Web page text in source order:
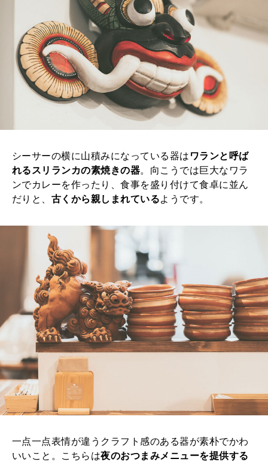
シーサーの横に山積みになっている器は ワランと呼ば
れるスリランカの素焼きの器。向こうでは巨大なワラ
ンでカレーを作ったり、食事を盛り付けて食卓に並ん
だりと、 古くから親しまれているようです。
一点一点表情が違うクラフト感のある器が素朴でかわ
いいこと。こちらは夜のおつまみメニューを提供する